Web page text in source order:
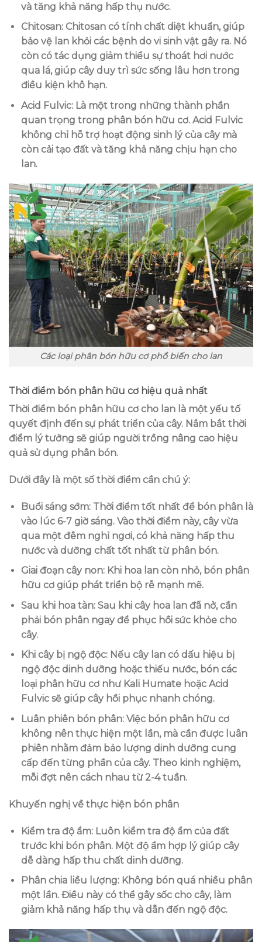
và tăng khả năng hấp thụ nước.
Chitosan: Chitosan có tính chất diệt khuẩn, giúp
bảo vệ lan khỏi các bệnh do vi sinh vật gây ra. Nó
còn có tác dụng giảm thiểu sự thoát hơi nước
qua lá, giúp cây duy trì sức sống lâu hơn trong
điều kiện khô hạn.
Acid Fulvic: Là một trong những thành phần
quan trọng trong phân bón hữu cơ. Acid Fulvic
không chỉ hỗ trợ hoạt động sinh lý của cây mà
còn cải tạo đất và tăng khả năng chịu hạn cho
lan.
Các loại phân bón hữu cơ phổ biến cho lan
Thời điểm bón phân hữu cơ hiệu quả nhất
Thời điểm bón phân hữu cơ cho lan là một yếu tố
quyết định đến sự phát triển của cây. Nắm bắt thời
điểm lý tưởng sẽ giúp người trồng nâng cao hiệu
quả sử dụng phân bón.
Dưới đây là một số thời điểm cần chú ý:
Buổi sáng sớm: Thời điểm tốt nhất để bón phân là
vào lúc 6-7 giờ sáng. Vào thời điểm này, cây vừa
qua một đêm nghỉ ngơi, có khả năng hấp thu
nước và dưỡng chất tốt nhất từ phân bón.
Giai đoạn cây non: Khi hoa lan còn nhỏ, bón phân
hữu cơ giúp phát triển bộ rễ mạnh mẽ.
Sau khi hoa tàn: Sau khi cây hoa lan đã nở, cần
phải bón phân ngay để phục hồi sức khỏe cho
cây.
Khi cây bị ngộ độc: Nếu cây lan có dấu hiệu bị
ngộ độc dinh dưỡng hoặc thiếu nước, bón các
loại phân hữu cơ như Kali Humate hoặc Acid
Fulvic sẽ giúp cây hồi phục nhanh chóng.
Luân phiên bón phân: Việc bón phân hữu cơ
không nên thực hiện một lần, mà cần được luân
phiên nhằm đảm bảo lượng dinh dưỡng cung
cấp đến từng phần của cây. Theo kinh nghiệm,
mỗi đợt nên cách nhau từ 2-4 tuần.
Khuyến nghị về thực hiện bón phân
Kiểm tra độ ẩm: Luôn kiểm tra độ ẩm của đất
trước khi bón phân. Một độ ẩm hợp lý giúp cây
dễ dàng hấp thu chất dinh dưỡng.
Phân chia liều lượng: Không bón quá nhiều phân
một lần. Điều này có thể gây sốc cho cây, làm
giảm khả năng hấp thụ và dẫn đến ngộ độc.